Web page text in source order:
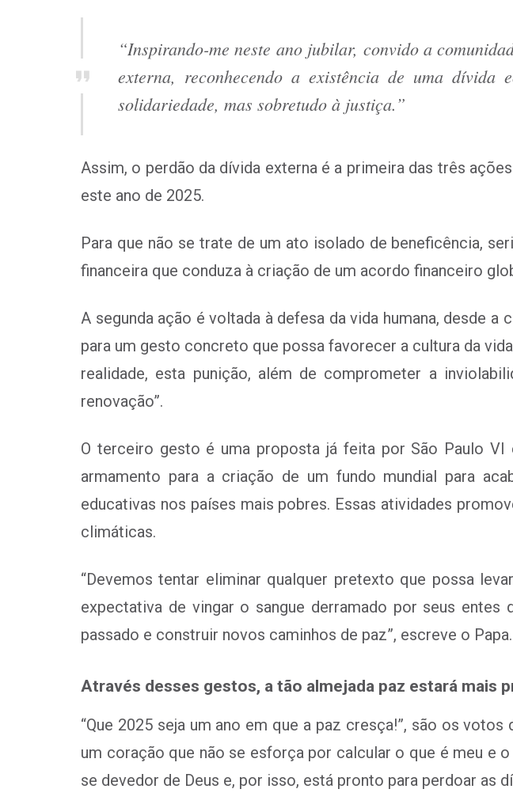
“Inspirando-me neste ano jubilar, convido a
externa, reconhecendo a existência de uma
solidariedade, mas sobretudo à justiça.”
Assim, o perdão da dívida externaé a primeira das três
este ano de 2025.
Para que não se trate de um ato isolado de beneficência,
financeira que conduza à criação de um acordo financeiro
A segunda ação é voltada à defesa da vida humana, desde
para um gesto concreto que possa favorecer a cultura da
realidade, esta punição, além de comprometer a
renovação”.
O terceiro gesto é uma proposta já feita por São Paulo
armamento para a criação de um fundo mundial para
educativas nos países mais pobres. Essas atividades
climáticas.
“Devemos tentar eliminar qualquer pretexto que possa
expectativa de vingar o sangue derramado por seus
passado e construir novos caminhos de paz”, escreve o Papa.
Através desses gestos, a tão almejada paz estará mais
“Que 2025 seja um ano em que a paz cresça!”, são os
um coração que não se esforça por calcular o que é meu e
se devedor de Deus e, por isso, está pronto para perdoar as